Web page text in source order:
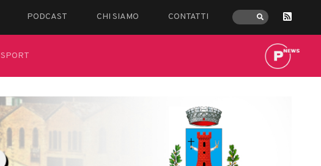
PODCAST CHI SIAMO CONTATTI
SPORT